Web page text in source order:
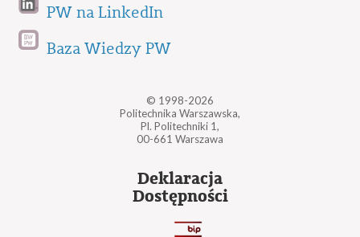
PW na LinkedIn
Baza Wiedzy PW
© 1998-2026
Politechnika Warszawska,
Pl. Politechniki 1,
00-661 Warszawa
Deklaracja
Dostępności